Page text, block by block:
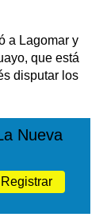
a Lagomar y
que está
disputar los
Nueva
Registrar